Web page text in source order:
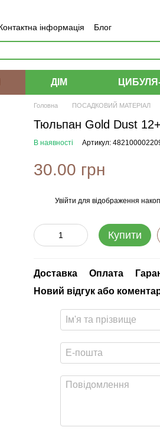
інформація
Блог
ДІМ
Головна ПОСАДКОВИЙ МАТЕРІАЛ
Тюльпан Gold Dust
В наявності Артикул:
30.00 грн
Увійти для відображення
Купити
Доставка Оплата
Новий відгук або